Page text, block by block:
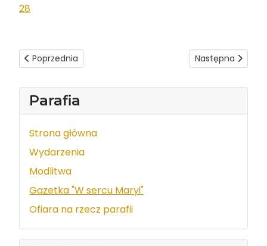
Parafia
Strona główna
Wydarzenia
Modlitwa
Gazetka "W sercu Maryi"
Ofiara na rzecz parafii
28
Poprzednia strona: W sercu Maryi - wydanie z dnia 2018-
Poprzednia Następna
Następna